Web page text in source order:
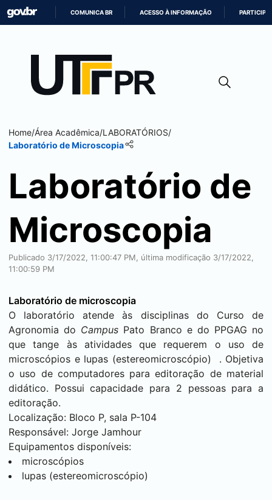
CONTEÚDO
COMUNICA BR ACESSO À INFORMAÇÃO PARTICIPE
Home/Área Acadêmica/LABORATÓRIOS/
Laboratório de Microscopia
Laboratório de
Microscopia
Publicado 3/17/2022, 11:00:47 PM, última modificação 3/17/2022,
11:00:59 PM
Laboratório de microscopia
O laboratório atende às disciplinas do Curso de
Agronomia do Campus Pato Branco e do PPGAG no
que tange às atividades que requerem o uso de
microscópios e lupas (estereomicroscópio) . Objetiva
o uso de computadores para editoração de material
didático. Possui capacidade para 2 pessoas para a
editoração.
Localização: Bloco P, sala P-104
Responsável: Jorge Jamhour
Equipamentos disponíveis:
microscópios
lupas (estereomicroscópio)